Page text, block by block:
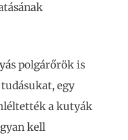
polgárőrök is
egy
a kutyák
kell